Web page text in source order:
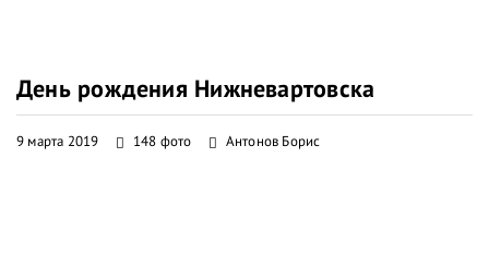
День рождения Нижневартовска
9 марта 2019 148 фото Антонов Борис